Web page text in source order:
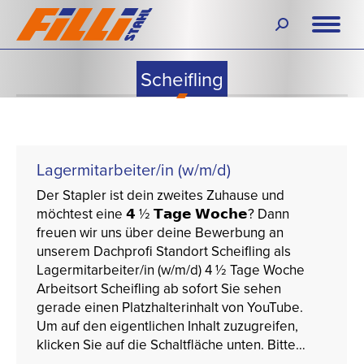
Search:
Scheifling
Lagermitarbeiter/in (w/m/d)
Der Stapler ist dein zweites Zuhause und
möchtest eine 𝟰 ½ 𝗧𝗮𝗴𝗲 𝗪𝗼𝗰𝗵𝗲? Dann
freuen wir uns über deine Bewerbung an
unserem Dachprofi Standort Scheifling als
Lagermitarbeiter/in (w/m/d) 4 ½ Tage Woche
Arbeitsort Scheifling ab sofort Sie sehen
gerade einen Platzhalterinhalt von YouTube.
Um auf den eigentlichen Inhalt zuzugreifen,
klicken Sie auf die Schaltfläche unten. Bitte…